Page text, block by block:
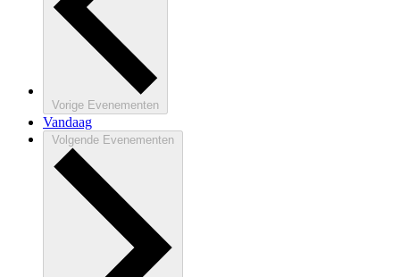
Vorige Evenementen
Vandaag
Volgende Evenementen